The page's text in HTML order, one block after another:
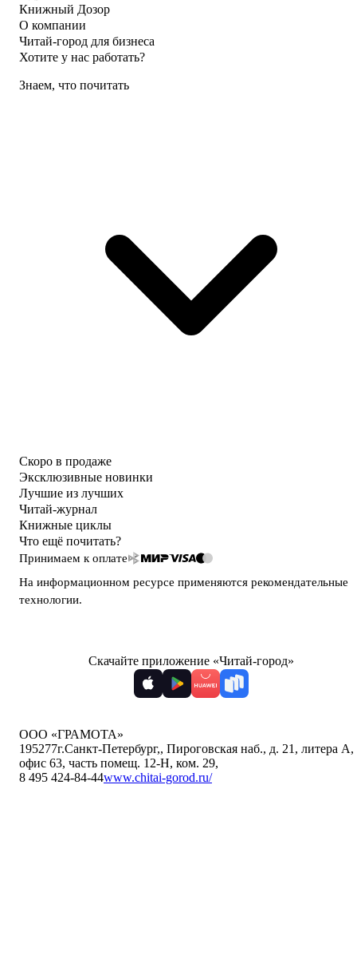
Книжный Дозор
О компании
Читай-город для бизнеса
Хотите у нас работать?
Знаем, что почитать
Скоро в продаже
Эксклюзивные новинки
Лучшие из лучших
Читай-журнал
Книжные циклы
Что ещё почитать?
Принимаем к оплате
На информационном ресурсе применяются рекомендательные
технологии.
Скачайте приложение «Читай-город»
ООО «ГРАМОТА»
195277г.Санкт-Петербург,, Пироговская наб., д. 21, литера А,
офис 63, часть помещ. 12-Н, ком. 29,
8 495 424-84-44www.chitai-gorod.ru/